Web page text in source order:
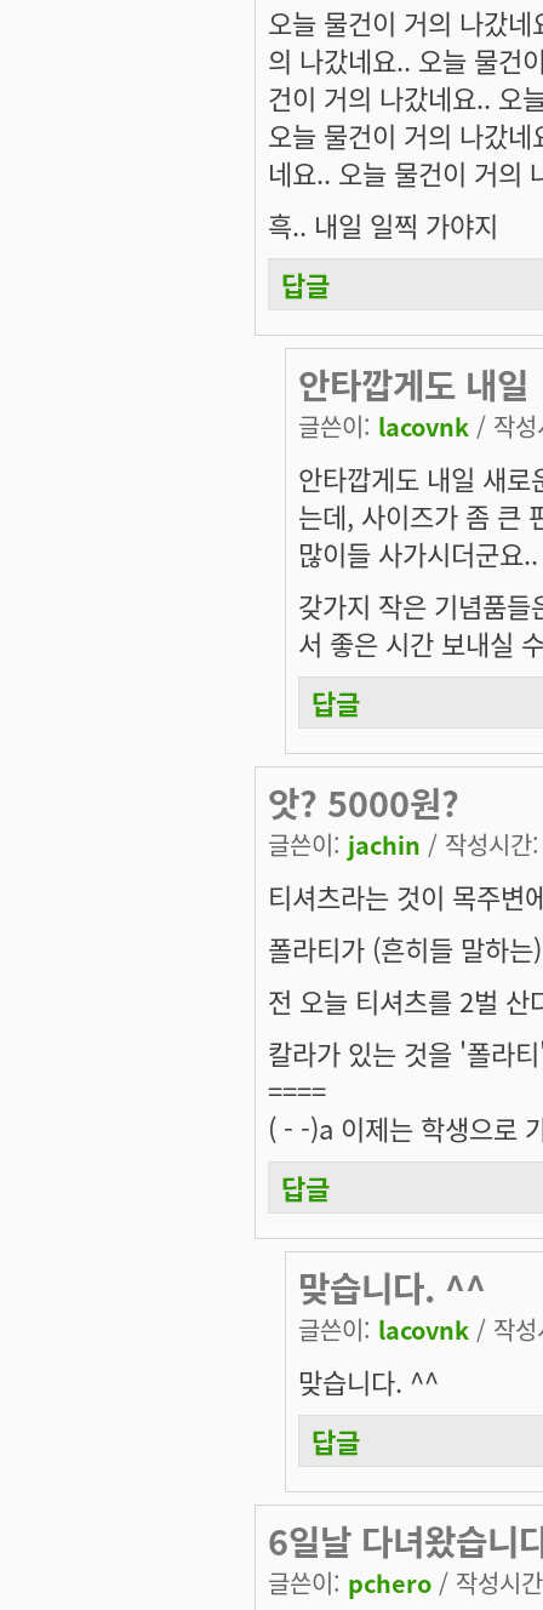
오늘 물건이 거의 나갔
의 나갔네요.. 오늘 물건
건이 거의 나갔네요.. 오
오늘 물건이 거의 나갔
네요.. 오늘 물건이 거의
흑.. 내일 일찍 가야지
답글
안타깝게도 내일
글쓴이: lacovnk / 작
안타깝게도 내일 새
는데, 사이즈가 좀 큰
많이들 사가시더군요..
갖가지 작은 기념품
서 좋은 시간 보내실
답글
앗? 5000원?
글쓴이: jachin / 작성시
티셔츠라는 것이 목주변
폴라티가 (흔히들 말하
전 오늘 티셔츠를 2벌
칼라가 있는 것을 '폴라
====
( - -)a 이제는 학생으로
답글
맞습니다. ^^
글쓴이: lacovnk / 작
맞습니다. ^^
답글
6일날 다녀왔습니
글쓴이: pchero / 작성시